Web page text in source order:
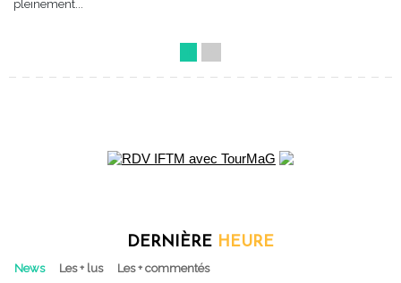
pleinement...
DERNIÈRE HEURE
News Les + lus Les + commentés